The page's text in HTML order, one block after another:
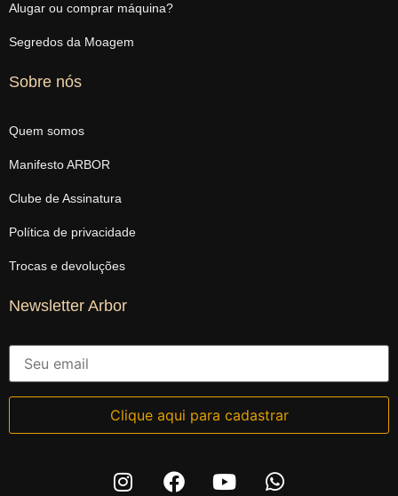
Alugar ou comprar máquina?
Segredos da Moagem
Sobre nós
Quem somos
Manifesto ARBOR
Clube de Assinatura
Política de privacidade
Trocas e devoluções
Newsletter Arbor